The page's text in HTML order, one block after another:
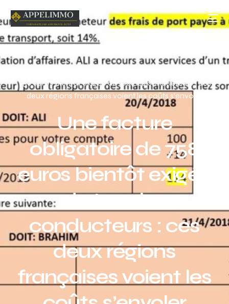
758 euros bientôt exigée de tous les conducteurs : ces
deux régions françaises voient les coûts s’envoler
Une facture
obligatoire de 758
euros bientôt exigée
de tous les
conducteurs : ces
deux régions
françaises voient les